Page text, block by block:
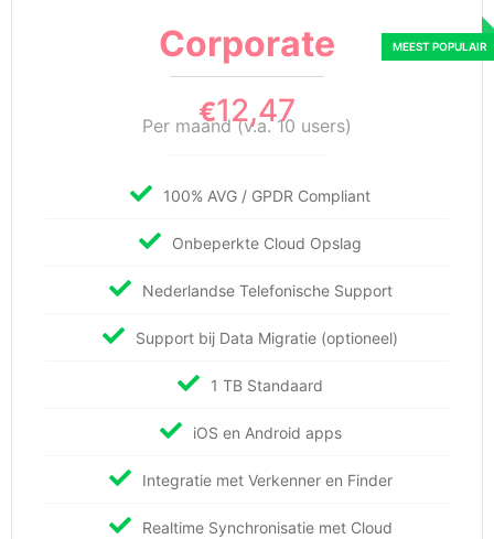
Corporate
€12,47
Per maand (v.a. 10 users)
100% AVG / GPDR Compliant
Onbeperkte Cloud Opslag
Nederlandse Telefonische Support
Support bij Data Migratie (optioneel)
1 TB Standaard
iOS en Android apps
Integratie met Verkenner en Finder
Realtime Synchronisatie met Cloud